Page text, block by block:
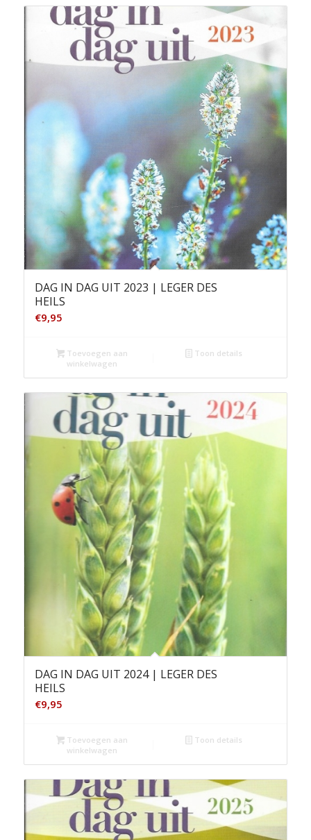
DAG IN DAG UIT 2023 | LEGER DES
HEILS
€9,95
Toevoegen aan
winkelwagen
Toon details
DAG IN DAG UIT 2024 | LEGER DES
HEILS
€9,95
Toevoegen aan
winkelwagen
Toon details